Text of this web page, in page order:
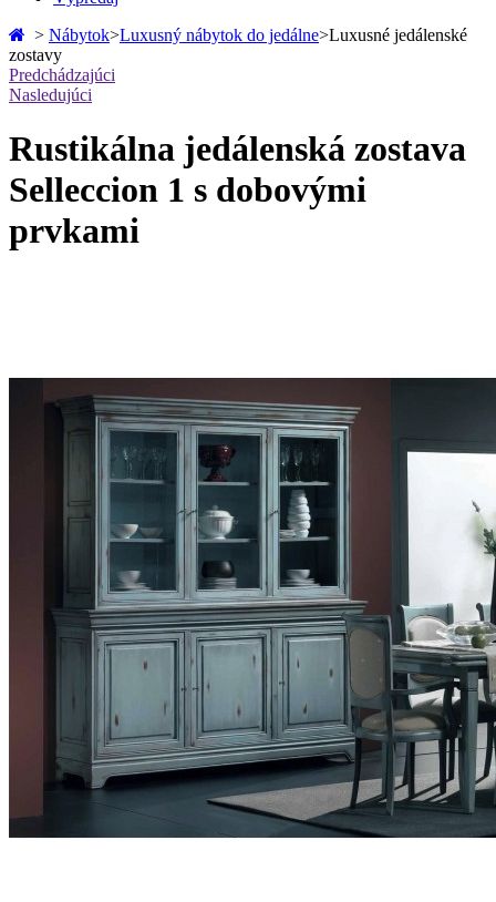
> Nábytok>Luxusný nábytok do jedálne>Luxusné jedálenské
zostavy
Predchádzajúci
Nasledujúci
Rustikálna jedálenská zostava
Selleccion 1 s dobovými
prvkami